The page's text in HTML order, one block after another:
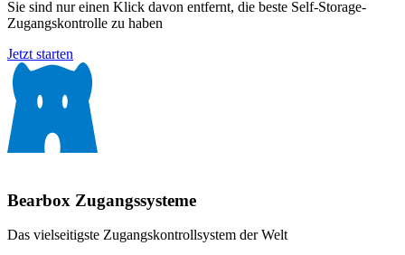
Sie sind nur einen Klick davon entfernt, die beste Self-Storage-
Zugangskontrolle zu haben
Jetzt starten
Bearbox Zugangssysteme
Das vielseitigste Zugangskontrollsystem der Welt